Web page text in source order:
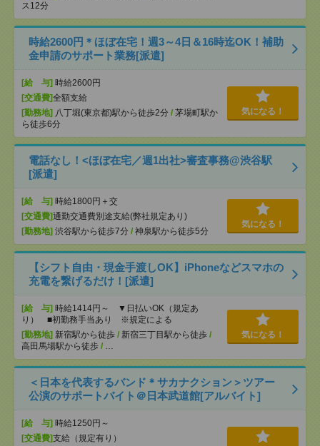
ス12分
時給2600円＊ほぼ在宅！週3～4日＆16時迄OK！補助
金申請のサポート業務[派遣]
[給 与] 時給2600円
[交通費]全額支給
[勤務地] 八丁堀(東京都)駅から徒歩2分 / 茅場町駅か
ら徒歩6分
気になる！
電話なし！<ほぼ在宅／週1出社>審査事務@渋谷駅
[派遣]
[給 与] 時給1800円＋交
[交通費]通勤交通費別途支給(弊社規定あり)
[勤務地] 渋谷駅から徒歩7分 / 神泉駅から徒歩5分
気になる！
【シフト自由・現金手渡しOK】iPhoneなどスマホの
充電を繋げるだけ！[派遣]
[給 与] 時給1414円～ ▼日払いOK（規定あ
り） ■初勤務手当あり ※規定による
[勤務地] 新宿駅から徒歩 / 新宿三丁目駅から徒歩 /
高田馬場駅から徒歩 / …
気になる！
＜日本を代表するバンド＊サカナクション＞ツアー
公演のサポートバイト＠日本武道館[アルバイト]
[給 与] 時給1250円～
[交通費]支給（規定有り）